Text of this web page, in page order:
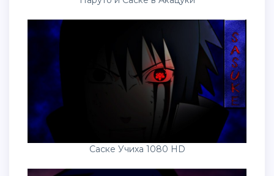
Саске Учиха 1080 HD